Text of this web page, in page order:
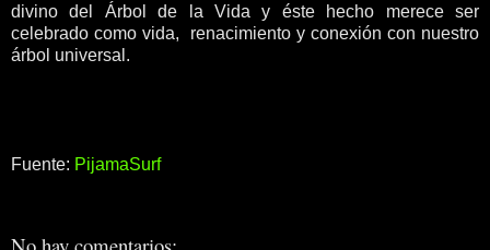
divino del Árbol de la Vida y éste hecho merece ser
celebrado como vida, renacimiento y conexión con nuestro
árbol universal.
Fuente: PijamaSurf